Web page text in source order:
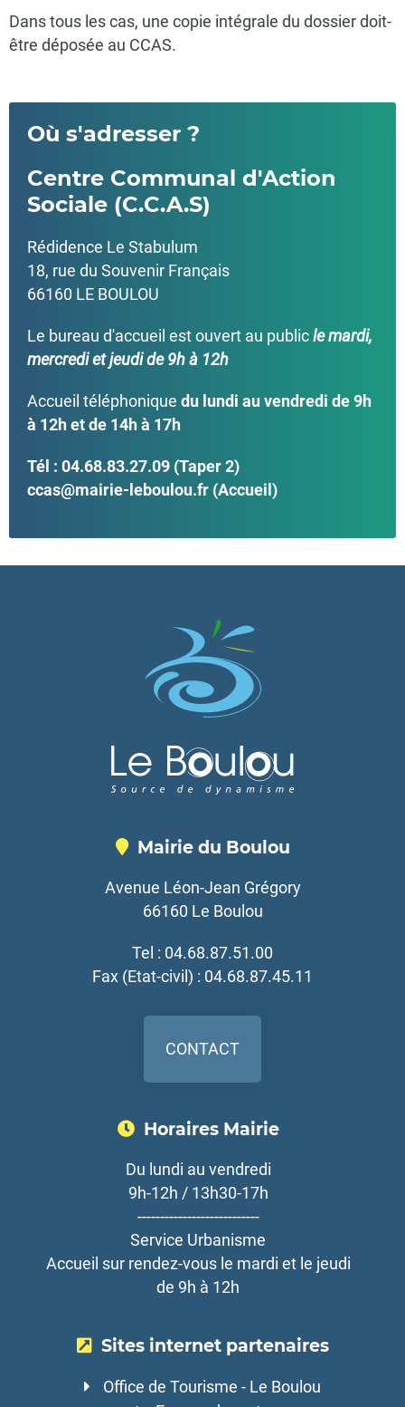
Dans tous les cas, une copie intégrale du dossier doit-
être déposée au CCAS.
Où s'adresser ?
Centre Communal d'Action
Sociale (C.C.A.S)
Rédidence Le Stabulum
18, rue du Souvenir Français
66160 LE BOULOU
Le bureau d'accueil est ouvert au publicle mardi,
mercredi et jeudi de 9h à 12h
Accueil téléphonique du lundi au vendredi de 9h
à 12h et de 14h à 17h
Tél : 04.68.83.27.09 (Taper 2)
ccas@mairie-leboulou.fr (Accueil)
Mairie du Boulou
Avenue Léon-Jean Grégory
66160 Le Boulou
Tel : 04.68.87.51.00
Fax (Etat-civil) : 04.68.87.45.11
CONTACT
Horaires Mairie
Du lundi au vendredi
9h-12h / 13h30-17h
---------------------------
Service Urbanisme
Accueil sur rendez-vous le mardi et le jeudi
de 9h à 12h
Sites internet partenaires
Office de Tourisme - Le Boulou